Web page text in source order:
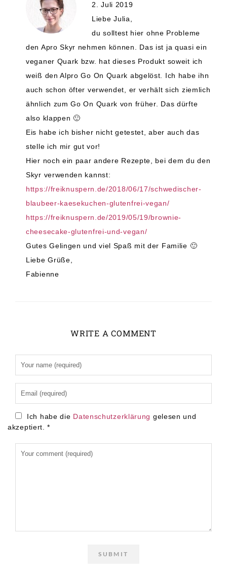
2. Juli 2019
Liebe Julia,
du solltest hier ohne Probleme
den Apro Skyr nehmen können. Das ist ja quasi ein
veganer Quark bzw. hat dieses Produkt soweit ich
weiß den Alpro Go On Quark abgelöst. Ich habe ihn
auch schon öfter verwendet, er verhält sich ziemlich
ähnlich zum Go On Quark von früher. Das dürfte
also klappen 🙂
Eis habe ich bisher nicht getestet, aber auch das
stelle ich mir gut vor!
Hier noch ein paar andere Rezepte, bei dem du den
Skyr verwenden kannst:
https://freiknuspern.de/2018/06/17/schwedischer-
blaubeer-kaesekuchen-glutenfrei-vegan/
https://freiknuspern.de/2019/05/19/brownie-
cheesecake-glutenfrei-und-vegan/
Gutes Gelingen und viel Spaß mit der Familie 🙂
Liebe Grüße,
Fabienne
WRITE A COMMENT
Ich habe die Datenschutzerklärung gelesen und
akzeptiert.
*